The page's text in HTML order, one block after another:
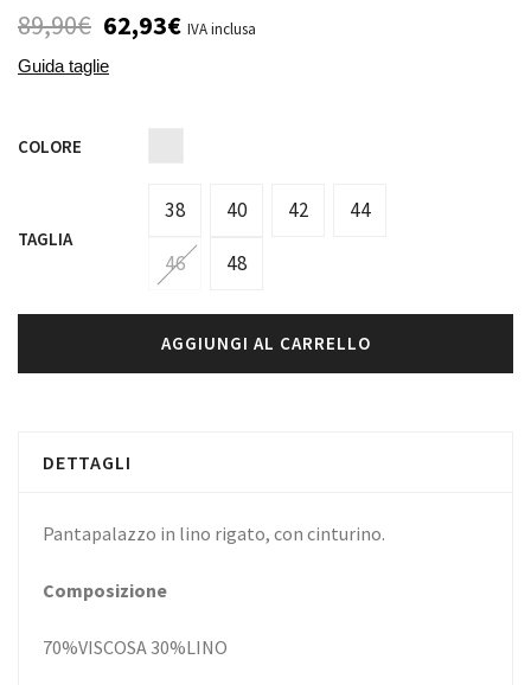
89,90€ 62,93€ IVA inclusa
Guida taglie
COLORE
TAGLIA
38 40 42 44
46 48
AGGIUNGI AL CARRELLO
DETTAGLI
Pantapalazzo in lino rigato, con cinturino.
Composizione
70%VISCOSA 30%LINO